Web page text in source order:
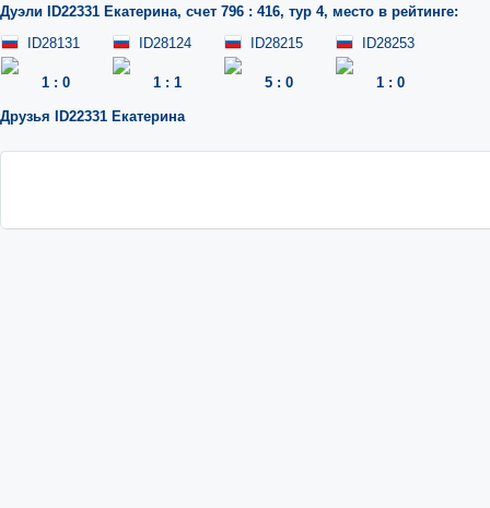
Дуэли ID22331 Екатерина, счет 796 : 416, тур 4, место в рейтинге:
ID28131
1 : 0
ID28124
1 : 1
ID28215
5 : 0
ID28253
1 : 0
Друзья ID22331 Екатерина